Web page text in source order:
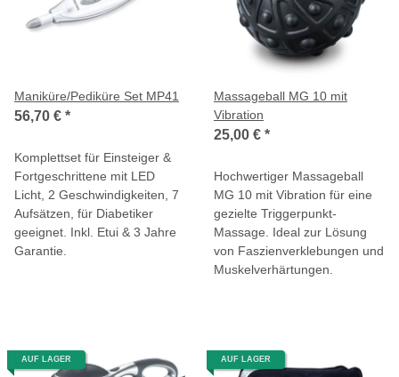
Maniküre/Pediküre Set MP41
56,70 € *
Komplettset für Einsteiger &
Fortgeschrittene mit LED
Licht, 2 Geschwindigkeiten, 7
Aufsätzen, für Diabetiker
geeignet. Inkl. Etui & 3 Jahre
Garantie.
Massageball MG 10 mit
Vibration
25,00 € *
Hochwertiger Massageball
MG 10 mit Vibration für eine
gezielte Triggerpunkt-
Massage. Ideal zur Lösung
von Faszienverklebungen und
Muskelverhärtungen.
AUF LAGER AUF LAGER